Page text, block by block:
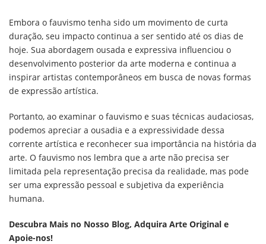
Embora o fauvismo tenha sido um movimento de curta
duração, seu impacto continua a ser sentido até os dias de
hoje. Sua abordagem ousada e expressiva influenciou o
desenvolvimento posterior da arte moderna e continua a
inspirar artistas contemporâneos em busca de novas formas
de expressão artística.
Portanto, ao examinar o fauvismo e suas técnicas audaciosas,
podemos apreciar a ousadia e a expressividade dessa
corrente artística e reconhecer sua importância na história da
arte. O fauvismo nos lembra que a arte não precisa ser
limitada pela representação precisa da realidade, mas pode
ser uma expressão pessoal e subjetiva da experiência
humana.
Descubra Mais no Nosso Blog, Adquira Arte Original e
Apoie-nos!